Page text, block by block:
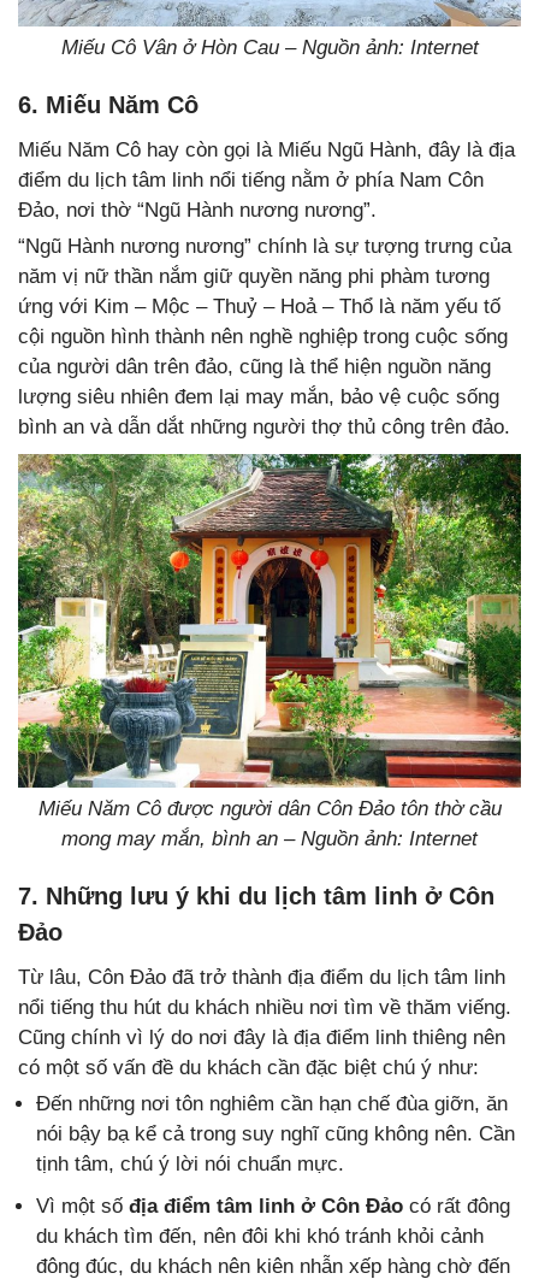
Miếu Cô Vân ở Hòn Cau – Nguồn ảnh: Internet
6. Miếu Năm Cô
Miếu Năm Cô hay còn gọi là Miếu Ngũ Hành, đây là địa
điểm du lịch tâm linh nổi tiếng nằm ở phía Nam Côn
Đảo, nơi thờ “Ngũ Hành nương nương”.
“Ngũ Hành nương nương” chính là sự tượng trưng của
năm vị nữ thần nắm giữ quyền năng phi phàm tương
ứng với Kim – Mộc – Thuỷ – Hoả – Thổ là năm yếu tố
cội nguồn hình thành nên nghề nghiệp trong cuộc sống
của người dân trên đảo, cũng là thể hiện nguồn năng
lượng siêu nhiên đem lại may mắn, bảo vệ cuộc sống
bình an và dẫn dắt những người thợ thủ công trên đảo.
Miếu Năm Cô được người dân Côn Đảo tôn thờ cầu
mong may mắn, bình an – Nguồn ảnh: Internet
7. Những lưu ý khi du lịch tâm linh ở Côn
Đảo
Từ lâu, Côn Đảo đã trở thành địa điểm du lịch tâm linh
nổi tiếng thu hút du khách nhiều nơi tìm về thăm viếng.
Cũng chính vì lý do nơi đây là địa điểm linh thiêng nên
có một số vấn đề du khách cần đặc biệt chú ý như:
Đến những nơi tôn nghiêm cần hạn chế đùa giỡn, ăn
nói bậy bạ kể cả trong suy nghĩ cũng không nên. Cần
tịnh tâm, chú ý lời nói chuẩn mực.
Vì một số địa điểm tâm linh ở Côn Đảo có rất đông
du khách tìm đến, nên đôi khi khó tránh khỏi cảnh
đông đúc, du khách nên kiên nhẫn xếp hàng chờ đến